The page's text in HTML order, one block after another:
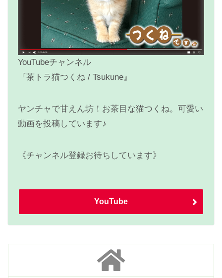
YouTubeチャンネル
『茶トラ猫つくね / Tsukune』
ヤンチャで甘えん坊！お茶目な猫つくね。可愛い
動画を投稿しています♪
《チャンネル登録お待ちしています》
YouTube